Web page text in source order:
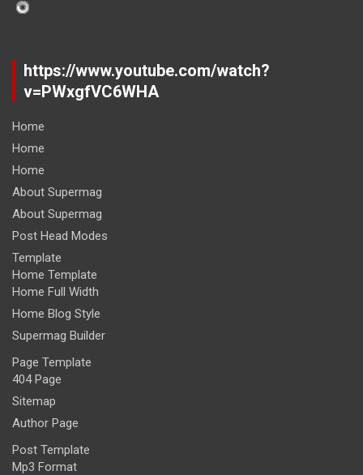
https://www.youtube.com/watch?
v=PWxgfVC6WHA
Home
Home
Home
About Supermag
About Supermag
Post Head Modes
Template
Home Template
Home Full Width
Home Blog Style
Supermag Builder
Page Template
404 Page
Sitemap
Author Page
Post Template
Mp3 Format